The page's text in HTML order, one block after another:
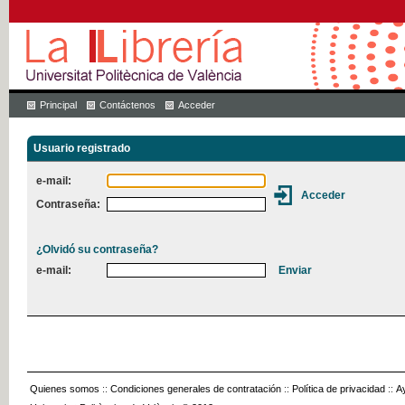
Principal Contáctenos Acceder
Usuario registrado
e-mail:
Contraseña:
¿Olvidó su contraseña?
e-mail:
Quienes somos :: Condiciones generales de contratación :: Política de privacidad ::